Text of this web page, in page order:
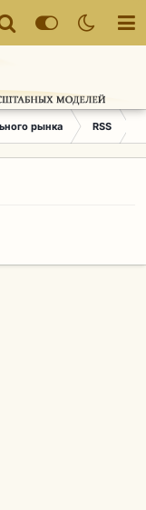
рынка RSS